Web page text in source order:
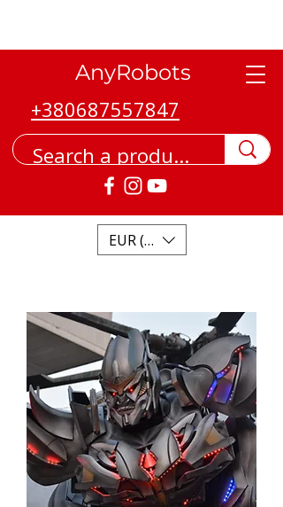
AnyRobots
+380687557847
EUR (€)